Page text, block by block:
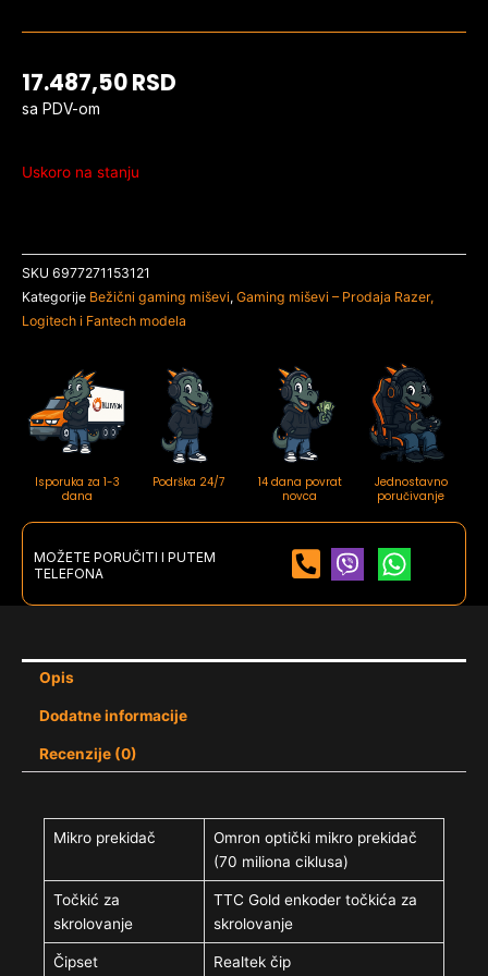
17.487,50RSD
sa PDV-om
Uskoro na stanju
SKU 6977271153121
Kategorije Bežični gaming miševi, Gaming miševi – Prodaja Razer,
Logitech i Fantech modela
Isporuka za 1-3
dana
Podrška 24/7
14 dana povrat
novca
Jednostavno
poručivanje
MOŽETE PORUČITI I PUTEM
TELEFONA
Opis
Dodatne informacije
Recenzije (0)
Mikro prekidač
Omron optički mikro prekidač
(70 miliona ciklusa)
Točkić za
skrolovanje
TTC Gold enkoder točkića za
skrolovanje
Čipset Realtek čip